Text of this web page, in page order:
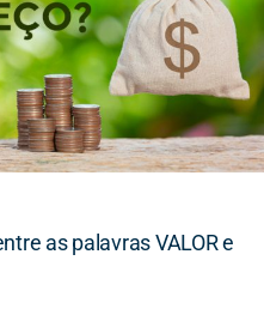
as palavras VALOR e